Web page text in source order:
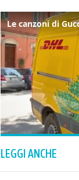
LEGGI ANCHE